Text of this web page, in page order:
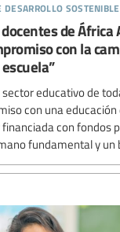
desarrollo
de África
con la
educativo de
con una educación
con fondos
fundamental y un